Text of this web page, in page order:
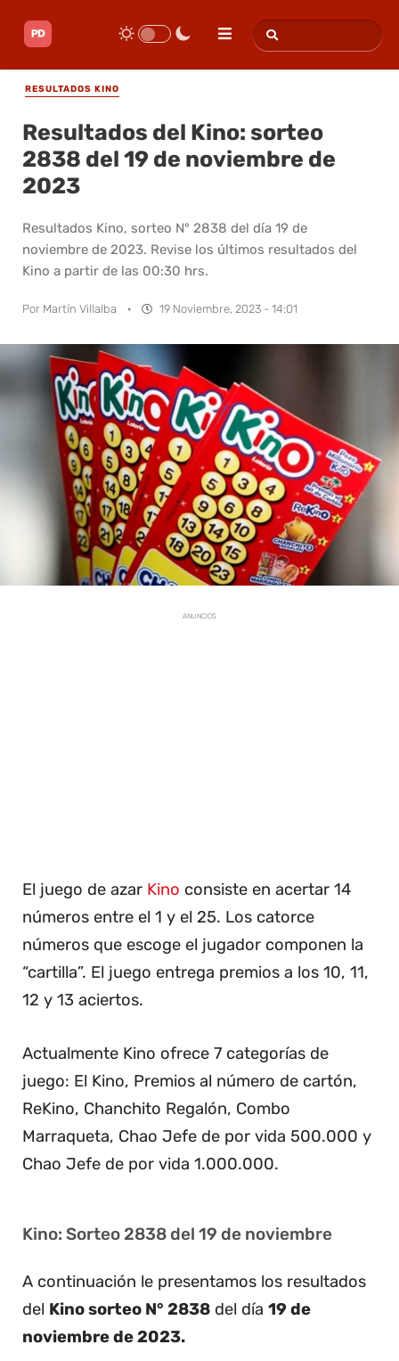
RESULTADOS KINO
Resultados del Kino: sorteo
2838 del 19 de noviembre de
2023
Resultados Kino, sorteo N° 2838 del día 19 de
noviembre de 2023. Revise los últimos resultados del
Kino a partir de las 00:30 hrs.
Por Martín Villalba · 19 Noviembre, 2023 - 14:01
ANUNCIOS
El juego de azar Kino consiste en acertar 14
números entre el 1 y el 25. Los catorce
números que escoge el jugador componen la
“cartilla”. El juego entrega premios a los 10, 11,
12 y 13 aciertos.
Actualmente Kino ofrece 7 categorías de
juego: El Kino, Premios al número de cartón,
ReKino, Chanchito Regalón, Combo
Marraqueta, Chao Jefe de por vida 500.000 y
Chao Jefe de por vida 1.000.000.
Kino: Sorteo 2838 del 19 de noviembre
A continuación le presentamos los resultados
del Kino sorteo N° 2838 del día 19 de
noviembre de 2023.